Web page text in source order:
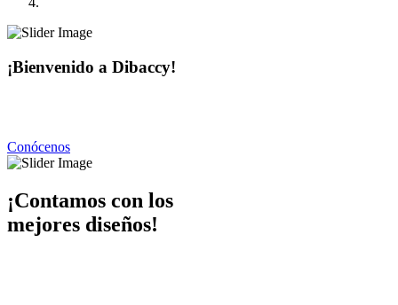
¡Bienvenido a Dibaccy!
Conócenos
¡Contamos con los
mejores diseños!